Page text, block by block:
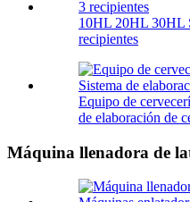
10HL 20HL 30HL
recipientes
Equipo de
de elaboración de
Máquina llenadora de